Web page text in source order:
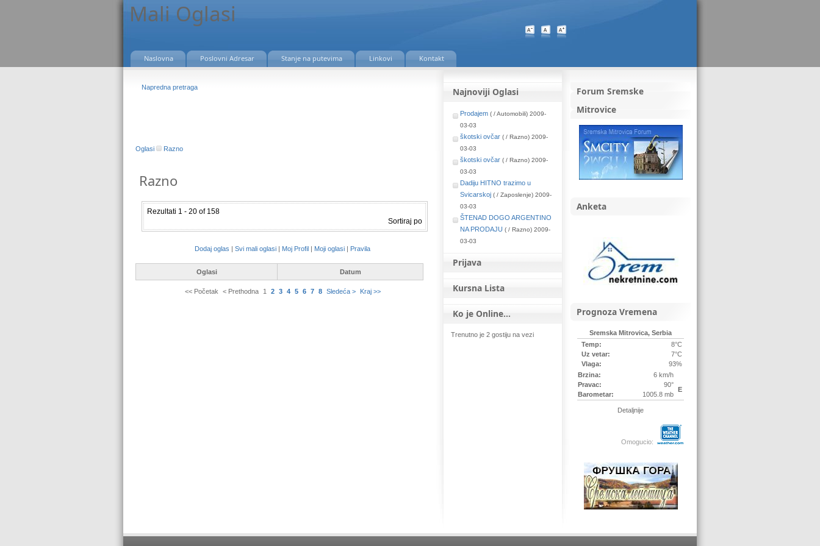
Mali Oglasi
Naslovna Poslovni Adresar Stanje na putevima Linkovi Kontakt
Napredna pretraga
Oglasi Razno
Razno
Rezultati 1 - 20 of 158
Sortiraj po
Dodaj oglas |Svi mali oglasi | Moj Profil | Moji oglasi | Pravila
Oglasi Datum
<< Početak < Prethodna 1 2 3 4 5 6 7 8 Sledeća > Kraj >>
Najnoviji Oglasi
Prodajem ( / Automobili) 2009-
03-03
škotski ovčar ( / Razno) 2009-
03-03
škotski ovčar ( / Razno) 2009-
03-03
Dadiju HITNO trazimo u
Svicarskoj ( / Zaposlenje) 2009-
03-03
ŠTENAD DOGO ARGENTINO
NA PRODAJU ( / Razno) 2009-
03-03
Prijava
Kursna Lista
Ko je Online...
Trenutno je 2 gostiju na vezi
Forum Sremske
Mitrovice
Anketa
Prognoza Vremena
Sremska Mitrovica, Serbia
Temp:
8°C
Uz vetar:
7°C
Vlaga:
93%
Brzina:
6 km/h
Pravac:
90°
Barometar:
1005.8 mb
E
Detaljnije
Omogucio: